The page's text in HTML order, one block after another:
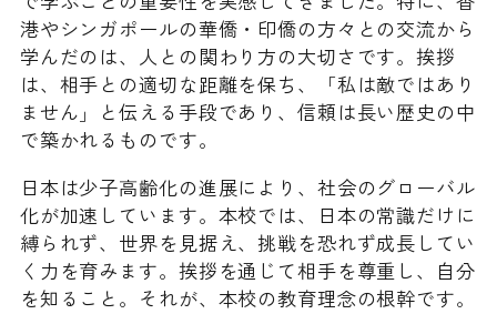
港やシンガポールの華僑・印僑の方々との交流から
学んだのは、人との関わり方の大切さです。挨拶
は、相手との適切な距離を保ち、「私は敵ではあり
ません」と伝える手段であり、信頼は長い歴史の中
で築かれるものです。
日本は少子高齢化の進展により、社会のグローバル
化が加速しています。本校では、日本の常識だけに
縛られず、世界を見据え、挑戦を恐れず成長してい
く力を育みます。挨拶を通じて相手を尊重し、自分
を知ること。それが、本校の教育理念の根幹です。